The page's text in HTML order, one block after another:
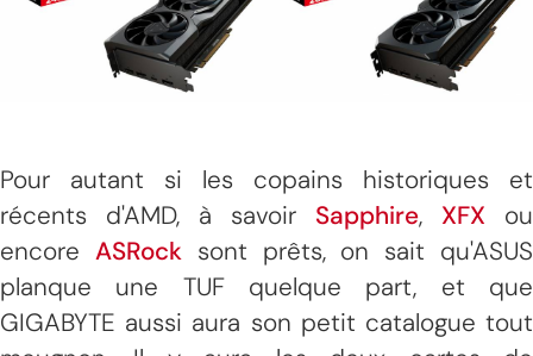
Pour autant si les copains historiques et
récents d'AMD, à savoir Sapphire, XFX ou
encore ASRocksont prêts, on sait qu'ASUS
planque une TUF quelque part, et que
GIGABYTE aussi aura son petit catalogue tout